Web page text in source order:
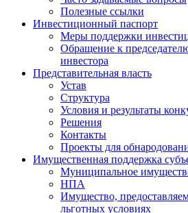
Полезные ссылки
Инвестиционный паспорт
Меры поддержки
Обращение к
инвестора
Представительная власть
Устав
Структура
Условия и результаты
Решения
Контакты
Проекты для
Имущественная поддержка
Муниципальное
НПА
Имущество,
льготных условиях